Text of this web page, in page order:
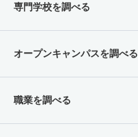
専門学校を調べる
オープンキャンパスを調べる
職業を調べる